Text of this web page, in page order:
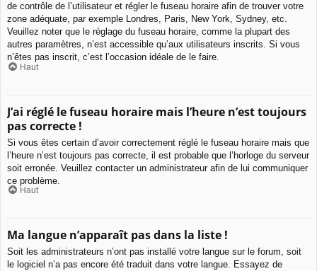
de contrôle de l’utilisateur et régler le fuseau horaire afin de trouver votre
zone adéquate, par exemple Londres, Paris, New York, Sydney, etc.
Veuillez noter que le réglage du fuseau horaire, comme la plupart des
autres paramètres, n’est accessible qu’aux utilisateurs inscrits. Si vous
n’êtes pas inscrit, c’est l’occasion idéale de le faire.
Haut
J’ai réglé le fuseau horaire mais l’heure n’est toujours
pas correcte !
Si vous êtes certain d’avoir correctement réglé le fuseau horaire mais que
l’heure n’est toujours pas correcte, il est probable que l’horloge du serveur
soit erronée. Veuillez contacter un administrateur afin de lui communiquer
ce problème.
Haut
Ma langue n’apparaît pas dans la liste !
Soit les administrateurs n’ont pas installé votre langue sur le forum, soit
le logiciel n’a pas encore été traduit dans votre langue. Essayez de